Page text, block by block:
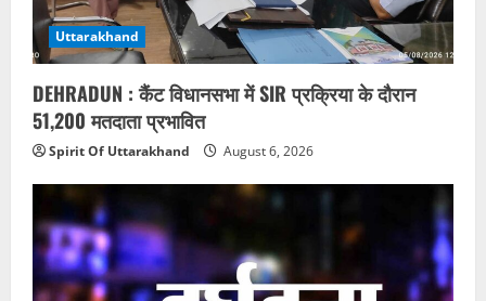
Uttarakhand
DEHRADUN : कैंट विधानसभा में SIR प्रक्रिया के दौरान
51,200 मतदाता प्रभावित
Spirit Of Uttarakhand August 6, 2026